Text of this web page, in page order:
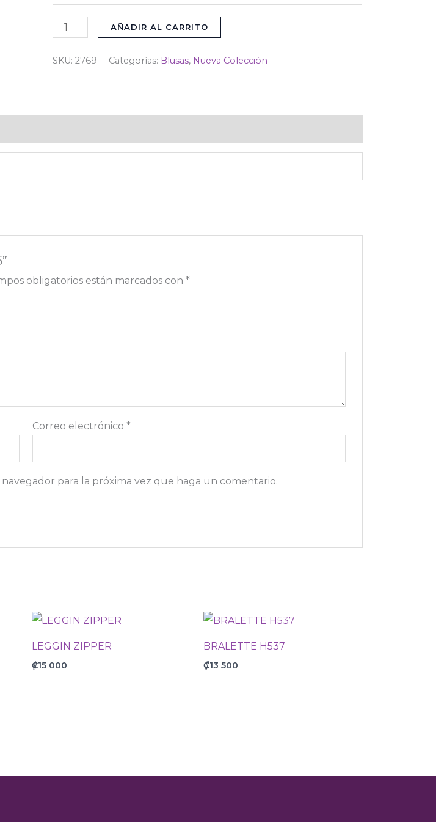
AÑADIR AL CARRITO
SKU:2769 Categorías: Blusas, Nueva Colección
obligatorios están marcados con *
Correo electrónico *
para la próxima vez que haga un comentario.
LEGGIN ZIPPER
₡15 000
BRALETTE H537
₡13 500